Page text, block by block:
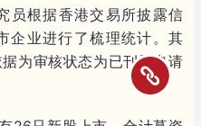
员根据香港交易所披露信
企业进行了梳理统计。其
为审核状态为已刊登申请